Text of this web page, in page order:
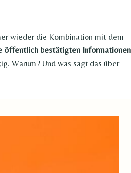
wieder die Kombination mit dem
öffentlich bestätigten Informationen
Warum? Und was sagt das über